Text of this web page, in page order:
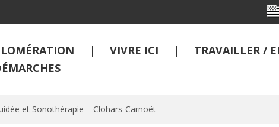
VIVRE ICI
TRAVAILLER /
et Sonothérapie – Clohars-Carnoët